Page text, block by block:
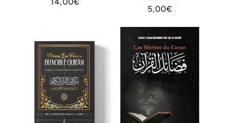
Prix
5,00€